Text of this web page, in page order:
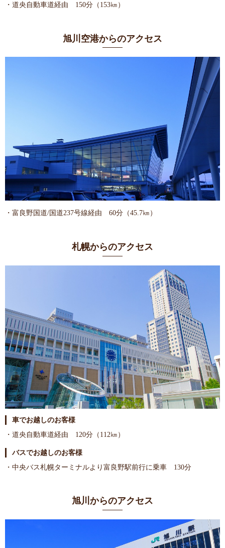
・道央自動車道経由 150分（153㎞）
旭川空港からのアクセス
・富良野国道/国道237号線経由 60分（45.7㎞）
札幌からのアクセス
車でお越しのお客様
・道央自動車道経由 120分（112㎞）
バスでお越しのお客様
・中央バス札幌ターミナルより富良野駅前行に乗車 130分
旭川からのアクセス